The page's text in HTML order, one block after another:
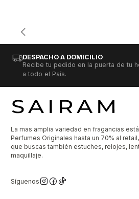
DESPACHO A DOMICILIO
Recibe tu pedido en la puerta de tu
a todo el País.
La mas amplia variedad en fragancias
Perfumes Originales hasta un 70% al
que buscas también estuches, relojes,
maquillaje.
Síguenos